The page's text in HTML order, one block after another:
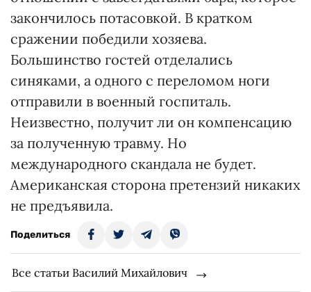
закончилось потасовкой. В кратком
сражении победили хозяева.
Большинство гостей отделались
синяками, а одного с переломом ноги
отправили в военный госпиталь.
Неизвестно, получит ли он компенсацию
за полученную травму. Но
международного скандала не будет.
Американская сторона претензий никаких
не предъявила.
Поделиться
Все статьи Василий Михайлович